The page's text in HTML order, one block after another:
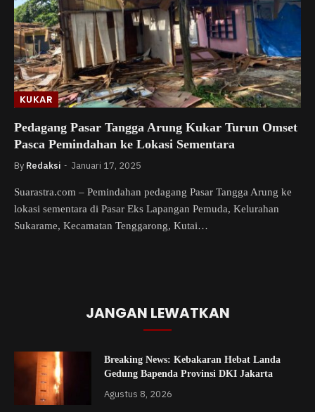
KUKAR
Pedagang Pasar Tangga Arung Kukar Turun Omset
Pasca Pemindahan ke Lokasi Sementara
By Redaksi Januari 17, 2025
Suarastra.com – Pemindahan pedagang Pasar Tangga Arung ke
lokasi sementara di Pasar Eks Lapangan Pemuda, Kelurahan
Sukarame, Kecamatan Tenggarong, Kutai…
JANGAN LEWATKAN
Breaking News: Kebakaran Hebat Landa
Gedung Bapenda Provinsi DKI Jakarta
Agustus 8, 2026